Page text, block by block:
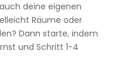
deine eigenen
Räume oder
Dann starte, indem
und Schritt 1-4